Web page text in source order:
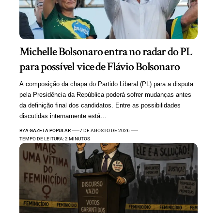
Michelle Bolsonaro entra no radar do PL
para possível vice de Flávio Bolsonaro
A composição da chapa do Partido Liberal (PL) para a disputa
pela Presidência da República poderá sofrer mudanças antes
da definição final dos candidatos. Entre as possibilidades
discutidas internamente está…
BYA GAZETA POPULAR
7 DE AGOSTO DE 2026
TEMPO DE LEITURA: 2 MINUTOS